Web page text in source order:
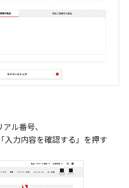
ル番号、
入力内容を確認する」を押す